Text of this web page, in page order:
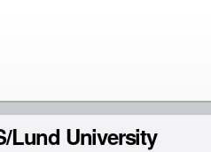
Lund University